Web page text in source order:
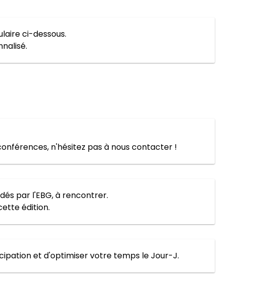
ci-dessous.
n'hésitez pas à nous contacter !
par l'EBG, à rencontrer.
édition.
et d'optimiser votre temps le Jour-J.